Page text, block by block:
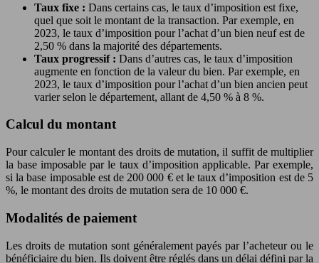
Taux fixe : Dans certains cas, le taux d’imposition est fixe,
quel que soit le montant de la transaction. Par exemple, en
2023, le taux d’imposition pour l’achat d’un bien neuf est de
2,50 % dans la majorité des départements.
Taux progressif : Dans d’autres cas, le taux d’imposition
augmente en fonction de la valeur du bien. Par exemple, en
2023, le taux d’imposition pour l’achat d’un bien ancien peut
varier selon le département, allant de 4,50 % à 8 %.
Calcul du montant
Pour calculer le montant des droits de mutation, il suffit de multiplier
la base imposable par le taux d’imposition applicable. Par exemple,
si la base imposable est de 200 000 € et le taux d’imposition est de 5
%, le montant des droits de mutation sera de 10 000 €.
Modalités de paiement
Les droits de mutation sont généralement payés par l’acheteur ou le
bénéficiaire du bien. Ils doivent être réglés dans un délai défini par la